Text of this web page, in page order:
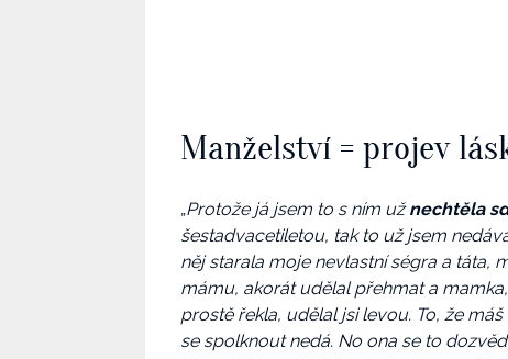
Manželství = projev
„Protože já jsem to s ním užnechtěla
šestadvacetiletou, tak to už jsem
něj starala moje nevlastní ségra a táta,
mámu, akorát udělal přehmat a
prostě řekla, udělal jsi levou. To, že
se spolknout nedá. No ona se to